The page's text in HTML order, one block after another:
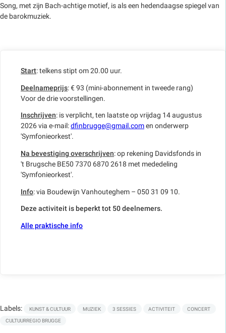
Song, met zijn Bach-achtige motief, is als een hedendaagse spiegel van
de barokmuziek.
Start: telkens stipt om 20.00 uur.
Deelnameprijs: € 93 (mini-abonnement in tweede rang)
Voor de drie voorstellingen.
Inschrijven: is verplicht, ten laatste op vrijdag 14 augustus
2026 via e-mail:dfinbrugge@gmail.comen onderwerp
'Symfonieorkest'.
Na bevestiging overschrijven: op rekening Davidsfonds in
't Brugsche BE50 7370 6870 2618 met mededeling
'Symfonieorkest'.
Info: via Boudewijn Vanhouteghem – 050 31 09 10.
Deze activiteit is beperkt tot 50 deelnemers.
Alle praktische info
Labels: KUNST & CULTUUR MUZIEK 3 SESSIES ACTIVITEIT CONCERT
CULTUURREGIO BRUGGE